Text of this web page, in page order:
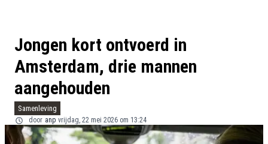
Jongen kort ontvoerd in
Amsterdam, drie mannen
aangehouden
Samenleving
door anp vrijdag, 22 mei 2026 om 13:24